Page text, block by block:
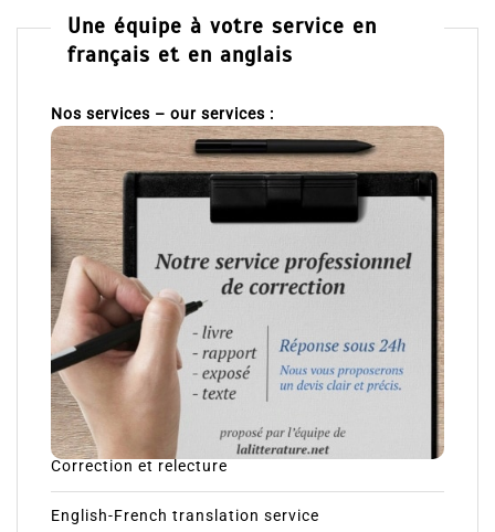
Une équipe à votre service en
français et en anglais
Nos services – our services :
Correction et relecture
English-French translation service